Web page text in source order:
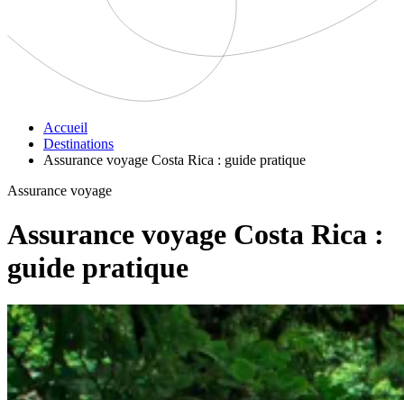
Accueil
Destinations
Assurance voyage Costa Rica : guide pratique
Assurance voyage
Assurance voyage Costa Rica :
guide pratique